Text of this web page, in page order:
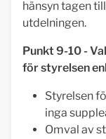
hänsyn tagen
utdelningen.
Punkt 9-10 -
för styrelsen
Styrelsen
inga
Omval av